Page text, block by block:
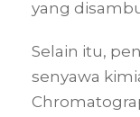
yang
Selain itu,
senyawa